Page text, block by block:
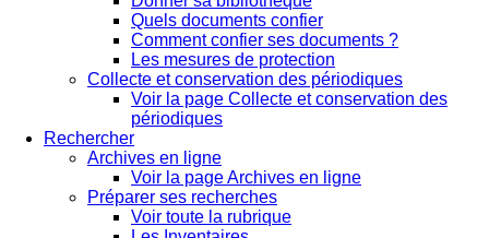
Quels documents confier
Comment confier ses documents ?
Les mesures de protection
Collecte et conservation des périodiques
Voir la page Collecte et conservation des
périodiques
Rechercher
Archives en ligne
Voir la page Archives en ligne
Préparer ses recherches
Voir toute la rubrique